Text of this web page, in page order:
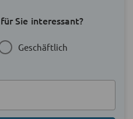
Sie interessant?
Geschäftlich